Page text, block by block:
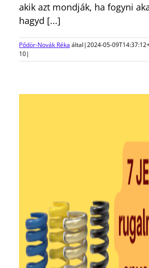
akik azt mondják, ha fogyni
hagyd [...]
Pődör-Novák Réka által|2024-05-
10|